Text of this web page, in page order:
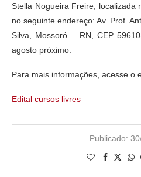
Stella Nogueira Freire, localizada
no seguinte endereço: Av. Prof.
Silva, Mossoró – RN, CEP
agosto próximo.
Para mais informações, acesse o
Edital cursos livres
Publicado: